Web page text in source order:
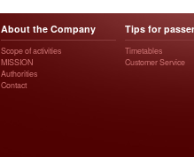
About the Company
Scope of activities
MISSION
Authorities
Contact
Tips for
Timetables
Customer Service